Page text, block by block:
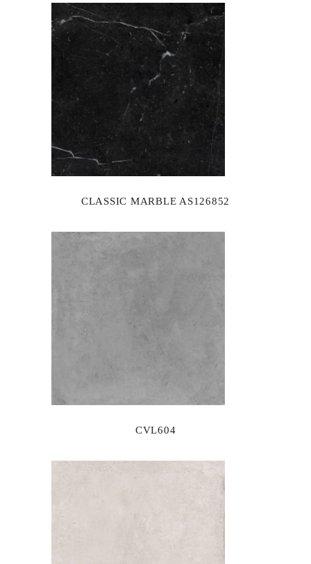
CLASSIC MARBLE AS126852
CVL604